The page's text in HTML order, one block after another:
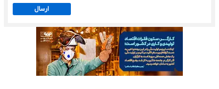
ارسال